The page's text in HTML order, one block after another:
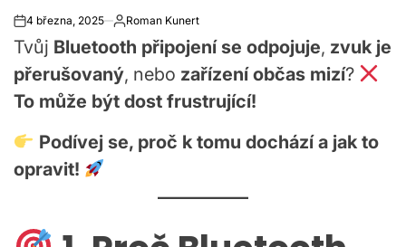
on4 března, 2025 Roman Kunert
Tvůj Bluetooth připojení se odpojuje, zvuk je
přerušovaný, nebo zařízení občas mizí?
To může být dost frustrující!
Podívej se, proč k tomu dochází a jak to
opravit!